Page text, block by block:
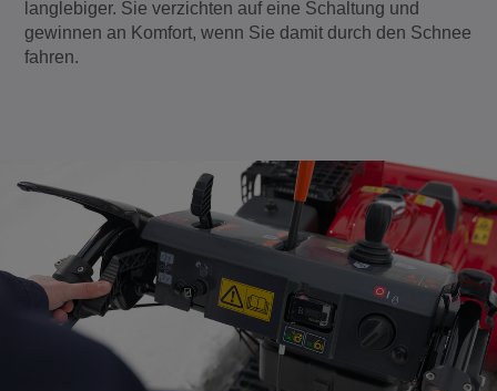
langlebiger. Sie verzichten auf eine Schaltung und
gewinnen an Komfort, wenn Sie damit durch den Schnee
fahren.